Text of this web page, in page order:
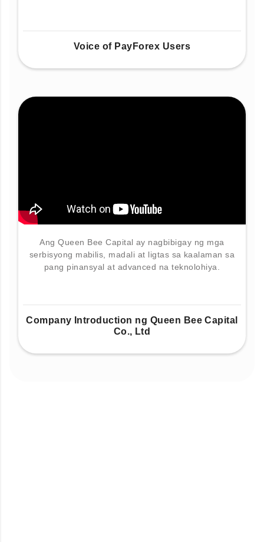
Voice of PayForex Users
Ang Queen Bee Capital ay nagbibigay ng mga
serbisyong mabilis, madali at ligtas sa kaalaman sa
pang pinansyal at advanced na teknolohiya.
Company Introduction ng Queen Bee Capital
Co., Ltd